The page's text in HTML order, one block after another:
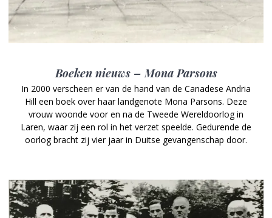
Boeken nieuws – Mona Parsons
In 2000 verscheen er van de hand van de Canadese Andria
Hill een boek over haar landgenote Mona Parsons. Deze
vrouw woonde voor en na de Tweede Wereldoorlog in
Laren, waar zij een rol in het verzet speelde. Gedurende de
oorlog bracht zij vier jaar in Duitse gevangenschap door.